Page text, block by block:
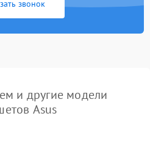
звонок
и другие модели
Asus